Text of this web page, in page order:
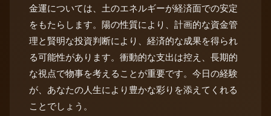
金運については、土のエネルギーが経済面での安定
をもたらします。陽の性質により、計画的な資金管
理と賢明な投資判断により、経済的な成果を得られ
る可能性があります。衝動的な支出は控え、長期的
な視点で物事を考えることが重要です。今日の経験
が、あなたの人生により豊かな彩りを添えてくれる
ことでしょう。